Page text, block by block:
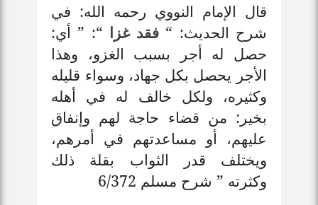
قال الإمام النووي رحمه الله: في
شرح الحديث: “ فقد غزا “: ” أي:
حصل له أجر بسبب الغزو، وهذا
الأجر يحصل بكل جهاد، وسواء قليله
وكثيره، ولكل خالف له في أهله
بخير: من قضاء حاجة لهم وإنفاق
عليهم، أو مساعدتهم في أمرهم،
ويختلف قدر الثواب بقلة ذلك
وكثرته ” شرح مسلم 6/372